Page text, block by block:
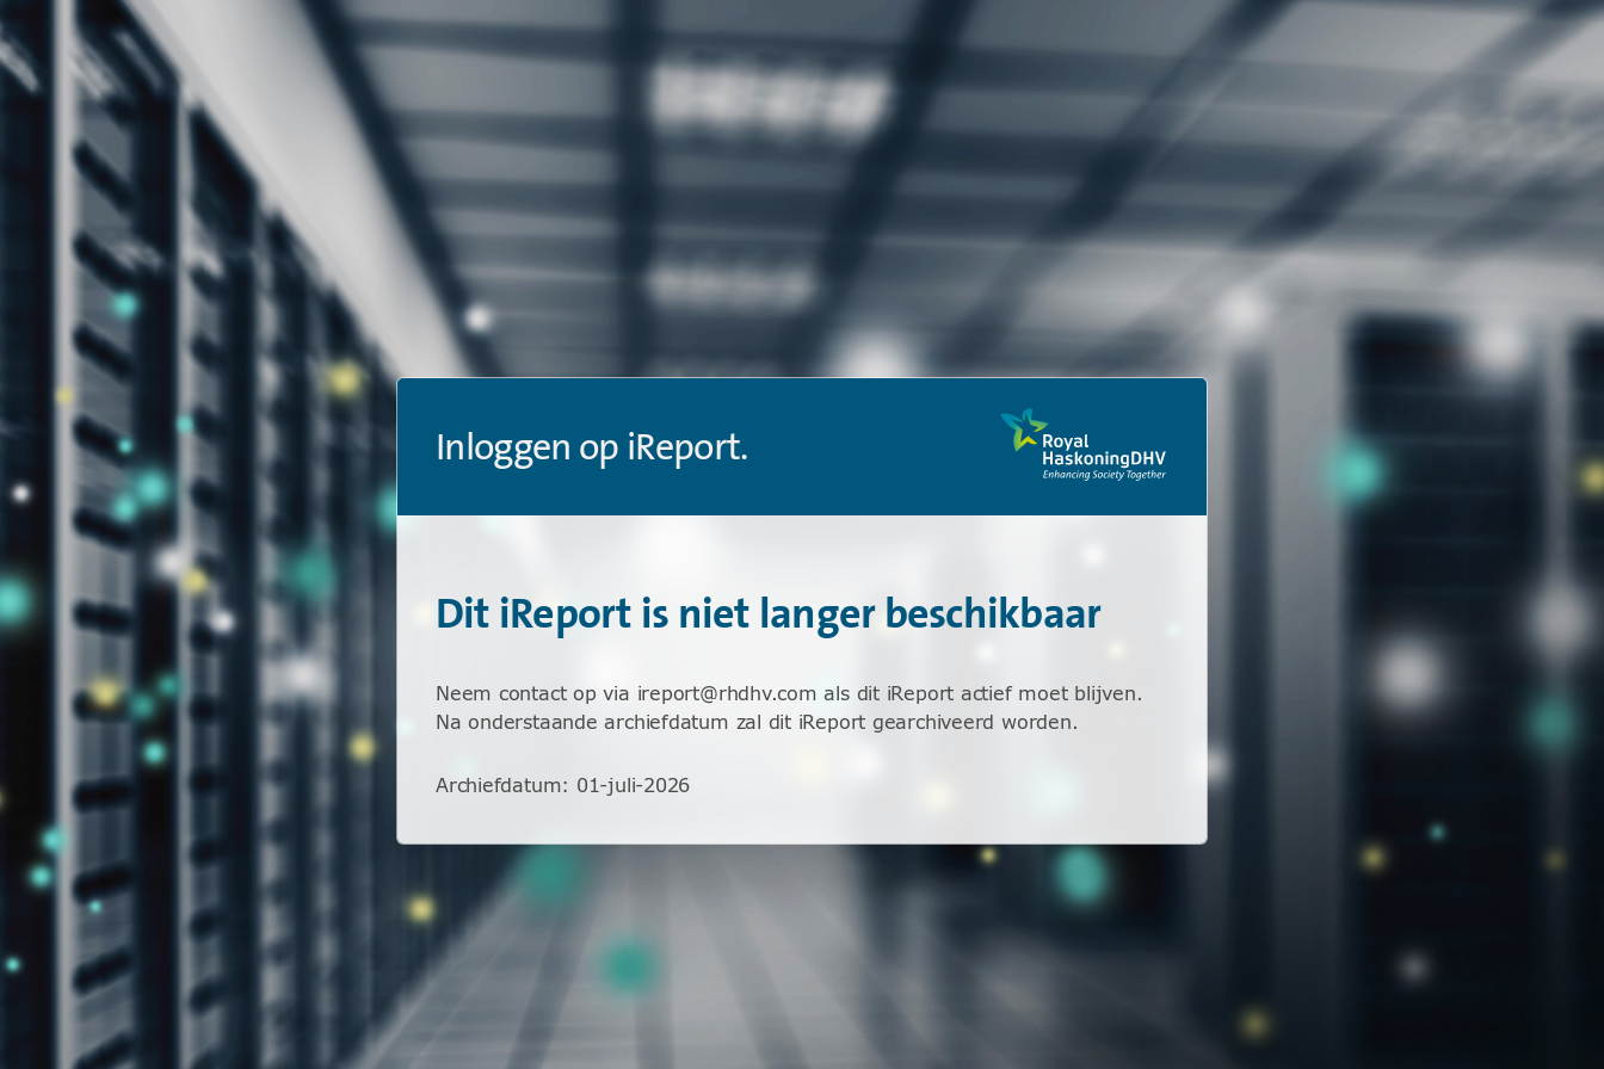
Inloggen op iReport.
Dit iReport is niet langer beschikbaar
Neem contact op via ireport@rhdhv.com als dit iReport actief moet blijven.
Na onderstaande archiefdatum zal dit iReport gearchiveerd worden.
Archiefdatum: 01-juli-2026